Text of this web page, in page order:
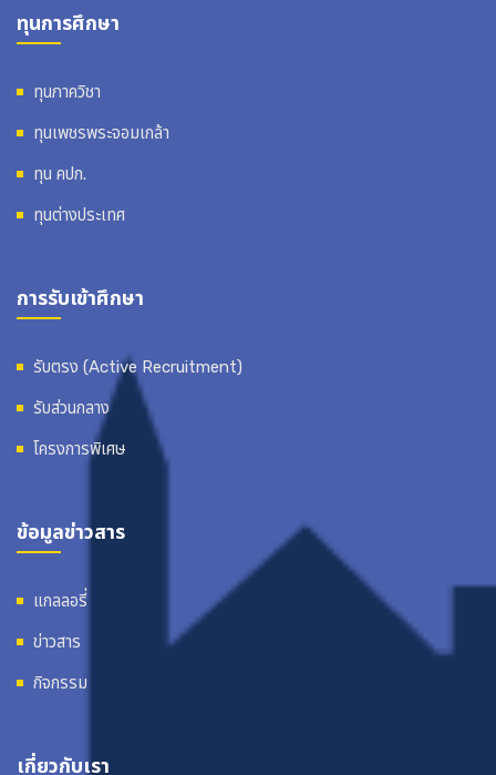
ทุนการศึกษา
ทุนภาควิชา
ทุนเพชรพระจอมเกล้า
ทุน คปก.
ทุนต่างประเทศ
การรับเข้าศึกษา
รับตรง (Active Recruitment)
รับส่วนกลาง
โครงการพิเศษ
ข้อมูลข่าวสาร
แกลลอรี่
ข่าวสาร
กิจกรรม
เกี่ยวกับเรา